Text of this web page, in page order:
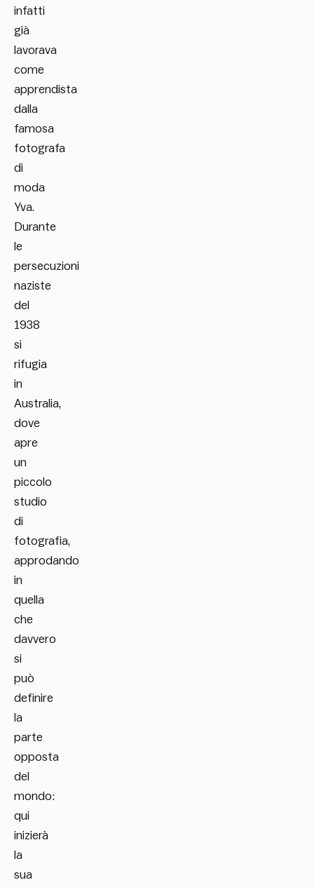
infatti
già
lavorava
come
apprendista
dalla
famosa
fotografa
di
moda
Yva.
Durante
le
persecuzioni
naziste
del
1938
si
rifugia
in
Australia,
dove
apre
un
piccolo
studio
di
fotografia,
approdando
in
quella
che
davvero
si
può
definire
la
parte
opposta
del
mondo:
qui
inizierà
la
sua